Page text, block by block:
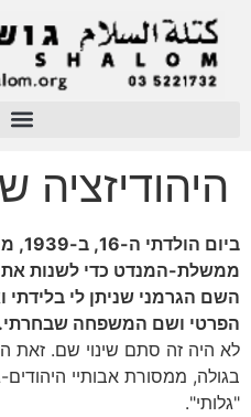
היהודיזציה
ממשלת-המנדט כדי לשנות
השם הגרמני שניתן לי
הפרטי ושם המשפחה שבחרתי.
לא היה זה סתם שינוי שם. זאת
בגולה, ממסורת אבותיי
"גלותי".